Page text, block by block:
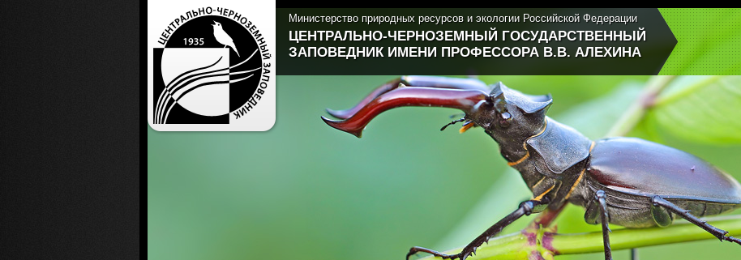
Министерство природных ресурсов и экологии Российской Федерации
ЦЕНТРАЛЬНО-ЧЕРНОЗЕМНЫЙ ГОСУДАРСТВЕННЫЙ
ЗАПОВЕДНИК ИМЕНИ ПРОФЕССОРА В.В. АЛЕХИНА